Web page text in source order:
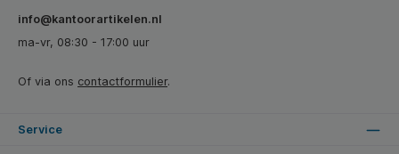
info@kantoorartikelen.nl
ma-vr, 08:30 - 17:00 uur
Of via ons contactformulier.
Service